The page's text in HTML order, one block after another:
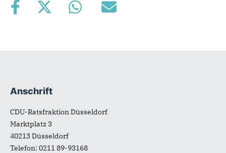
Fußbereich
Anschrift
CDU-Ratsfraktion Düsseldorf
Marktplatz 3
40213Düsseldorf
Telefon: 0211 89-93168